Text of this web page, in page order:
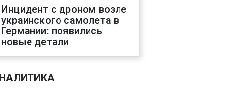
Инцидент с дроном возле
украинского самолета в
Германии: появились
новые детали